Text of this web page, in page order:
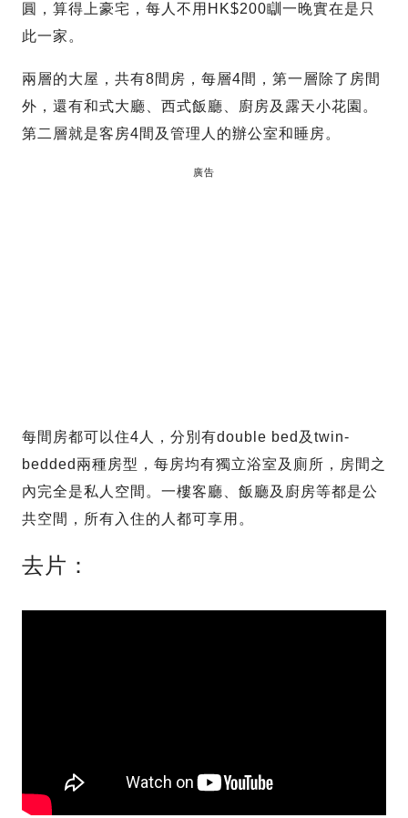
圓，算得上豪宅，每人不用HK$200瞓一晚實在是只
此一家。
兩層的大屋，共有8間房，每層4間，第一層除了房間
外，還有和式大廳、西式飯廳、廚房及露天小花園。
第二層就是客房4間及管理人的辦公室和睡房。
廣告
每間房都可以住4人，分別有double bed及twin-
bedded兩種房型，每房均有獨立浴室及廁所，房間之
內完全是私人空間。一樓客廳、飯廳及廚房等都是公
共空間，所有入住的人都可享用。
去片：